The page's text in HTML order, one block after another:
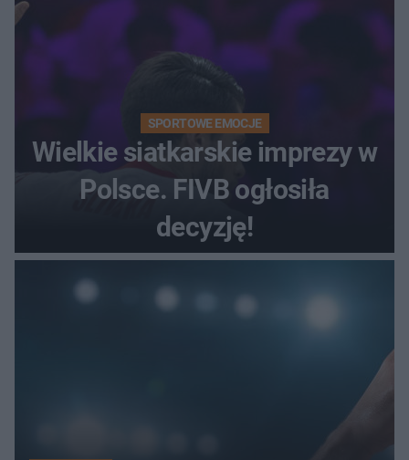
SPORTOWE EMOCJE
Wielkie siatkarskie imprezy w
Polsce. FIVB ogłosiła
decyzję!